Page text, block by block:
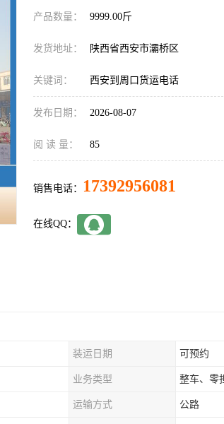
产品数量： 9999.00斤
发货地址： 陕西省西安市灞桥区
关键词： 西安到周口货运电话
发布日期： 2026-08-07
阅 读 量： 85
销售电话： 17392956081
在线QQ：
装运日期 可预约
业务类型 整车、零
运输方式 公路